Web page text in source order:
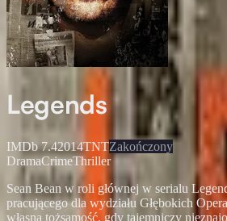
Legends
IMDb7.42014TNTZakończony
DramaCrimeThriller
Sean Bean w roli głównej w serialu
pracującego dla wydziału Głębokich
własną tożsamość, gdy tajemniczy